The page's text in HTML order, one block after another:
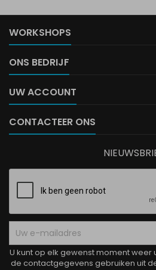
WORKSHOPS
ONS BEDRIJF
UW ACCOUNT
CONTACTEER ONS
U kunt op elk gewenst moment weer
de contactgegevens gebruiken uit